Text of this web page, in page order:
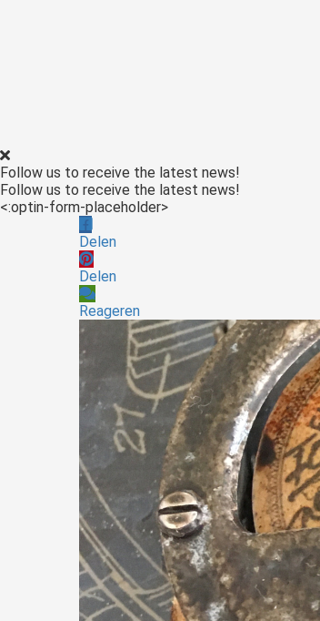
Follow us to receive the latest news!
Follow us to receive the latest news!
<:optin-form-placeholder>
Delen
Delen
Reageren